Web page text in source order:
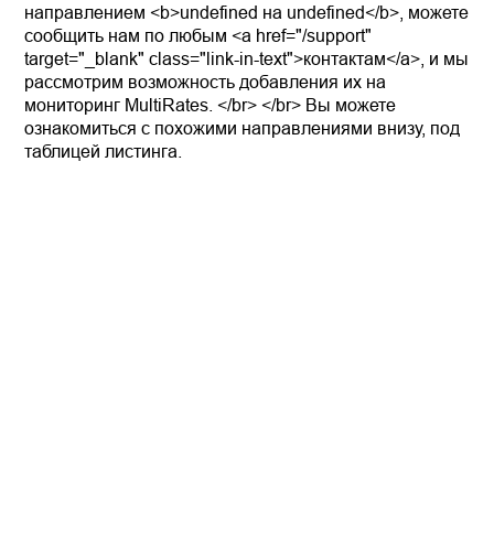
направлением <b>undefined на undefined</b>, можете
сообщить нам по любым <a href="/support"
target="_blank" class="link-in-text">контактам</a>, и мы
рассмотрим возможность добавления их на
мониторинг MultiRates. </br> </br> Вы можете
ознакомиться с похожими направлениями внизу, под
таблицей листинга.